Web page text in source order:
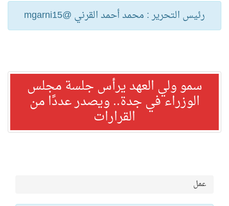
رئيس التحرير : محمد أحمد القرني @mgarni15
سمو ولي العهد يرأس جلسة مجلس
الوزراء في جدة.. ويصدر عددًا من
القرارات
عمل